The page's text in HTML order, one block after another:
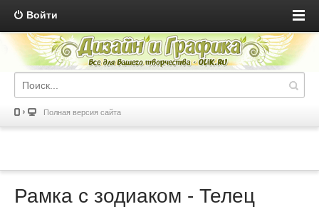
Войти
Полная версия сайта
Рамка с зодиаком - Телец